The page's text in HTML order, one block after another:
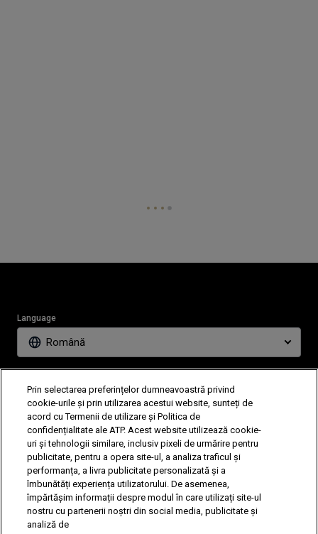
Language
Română
Tickets Video
Follow Tiriac Open
Prin selectarea preferințelor dumneavoastră privind
cookie-urile și prin utilizarea acestui website, sunteți de
acord cu Termenii de utilizare și Politica de
confidențialitate ale ATP. Acest website utilizează cookie-
uri și tehnologii similare, inclusiv pixeli de urmărire pentru
publicitate, pentru a opera site-ul, a analiza traficul și
performanța, a livra publicitate personalizată și a
îmbunătăți experiența utilizatorului. De asemenea,
împărtășim informații despre modul în care utilizați site-ul
nostru cu partenerii noștri din social media, publicitate și
analiză de